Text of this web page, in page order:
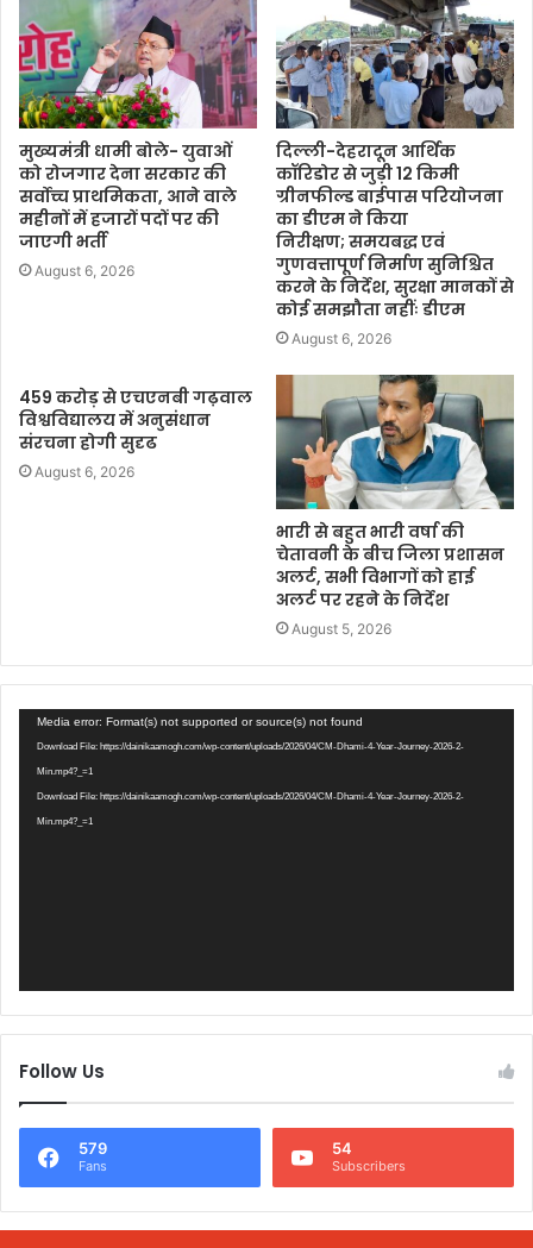
मुख्यमंत्री धामी बोले- युवाओं
को रोजगार देना सरकार की
सर्वोच्च प्राथमिकता, आने वाले
महीनों में हजारों पदों पर की
जाएगी भर्ती
August 6, 2026
दिल्ली-देहरादून आर्थिक
कॉरिडोर से जुड़ी 12 किमी
ग्रीनफील्ड बाईपास परियोजना
का डीएम ने किया
निरीक्षण; समयबद्ध एवं
गुणवत्तापूर्ण निर्माण सुनिश्चित
करने के निर्देश, सुरक्षा मानकों से
कोई समझौता नहींः डीएम
August 6, 2026
459 करोड़ से एचएनबी गढ़वाल
विश्वविद्यालय में अनुसंधान
संरचना होगी सुदृढ
August 6, 2026
भारी से बहुत भारी वर्षा की
चेतावनी के बीच जिला प्रशासन
अलर्ट, सभी विभागों को हाई
अलर्ट पर रहने के निर्देश
August 5, 2026
Video
Player
Media error: Format(s) not supported or source(s) not found
Download File: https://dainikaamogh.com/wp-content/uploads/2026/04/CM-Dhami-4-Year-Journey-2026-2-
Min.mp4?_=1
Download File: https://dainikaamogh.com/wp-content/uploads/2026/04/CM-Dhami-4-Year-Journey-2026-2-
Min.mp4?_=1
Follow Us
579
Fans
54
Subscribers